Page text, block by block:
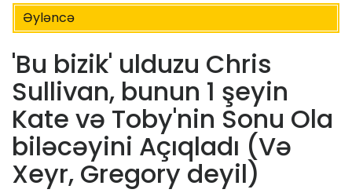
Əyləncə
'Bu bizik' ulduzu Chris
Sullivan, bunun 1 şeyin
Kate və Toby'nin Sonu Ola
biləcəyini Açıqladı (Və
Xeyr, Gregory deyil)